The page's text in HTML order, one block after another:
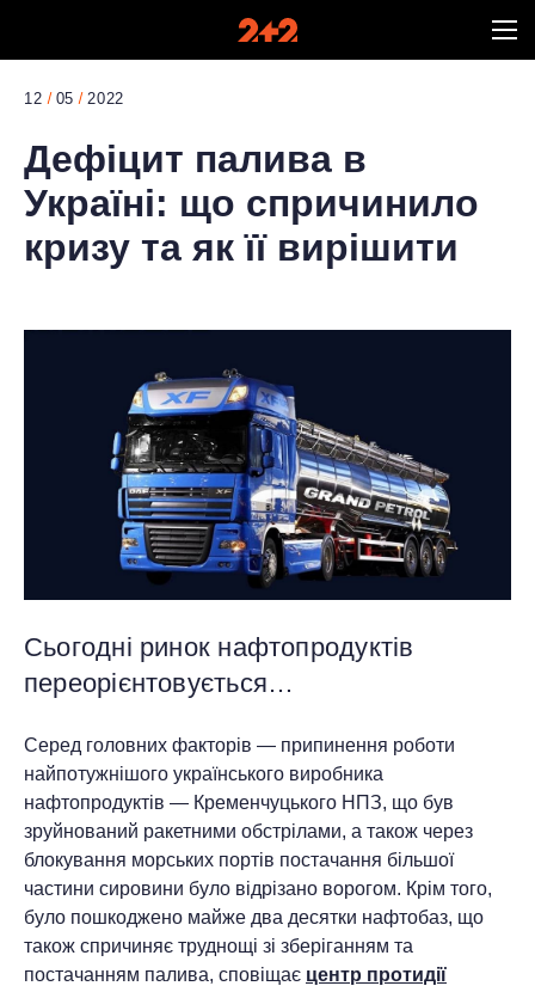
12 05 2022
Дефіцит палива в
Україні: що спричинило
кризу та як її вирішити
Сьогодні ринок нафтопродуктів
переорієнтовується…
Серед головних факторів — припинення роботи
найпотужнішого українського виробника
нафтопродуктів — Кременчуцького НПЗ, що був
зруйнований ракетними обстрілами, а також через
блокування морських портів постачання більшої
частини сировини було відрізано ворогом. Крім того,
було пошкоджено майже два десятки нафтобаз, що
також спричиняє труднощі зі зберіганням та
постачанням палива, сповіщає центр протидії